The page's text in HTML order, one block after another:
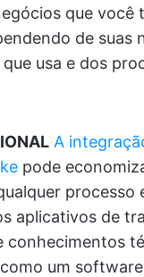
que você
de suas
usa e dos
A
pode
processo
aplicativos de
conhecimentos
um software